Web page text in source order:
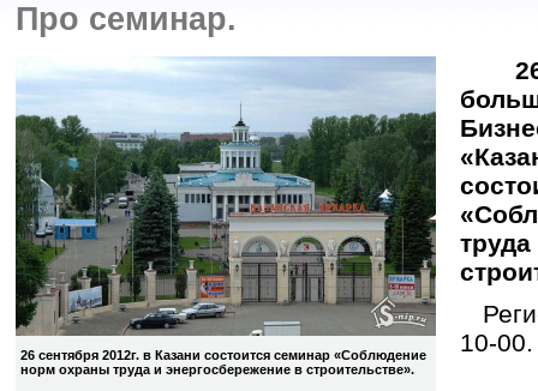
Про семинар.
26 сентября 2012г. в Казани состоится семинар «Соблюдение
норм охраны труда и энергосбережение в строительстве».
26
10-00.